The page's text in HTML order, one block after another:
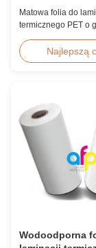
termicznej,
wilgoć, z EVA
Matowa folia do
termicznego PET o
termotopliwym
wilgoć,
Najlepszą
Wodoodporna